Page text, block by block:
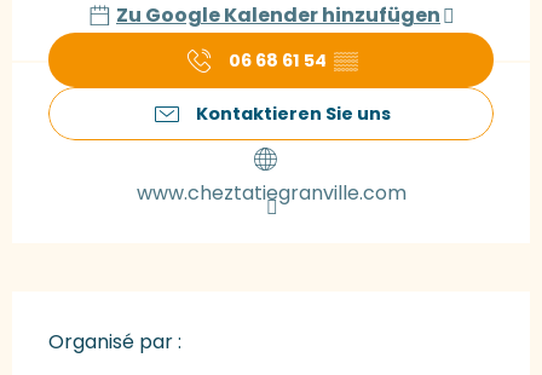
Zu Google Kalender hinzufügen
06 68 61 54 ▒▒
Kontaktieren Sie uns
www.cheztatiegranville.com
Organisé par :